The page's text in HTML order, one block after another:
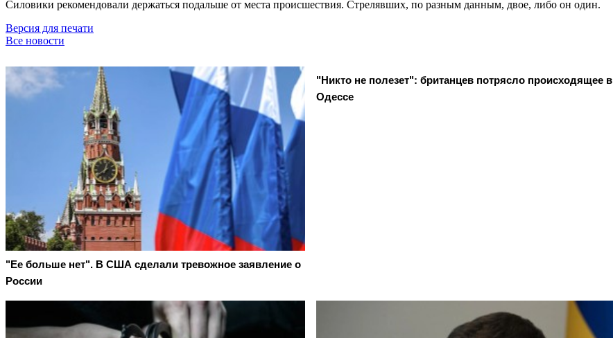
Силовики рекомендовали держаться подальше от места происшествия. Стрелявших, по разным данным, двое, либо он один.
Версия для печати
Все новости
"Ее больше нет". В США сделали тревожное заявление о
России
"Никто не полезет": британцев потрясло происходящее в
Одессе